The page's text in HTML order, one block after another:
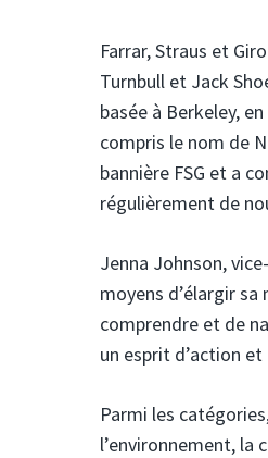
Farrar, Straus et
Turnbull et Jack
basée à Berkeley,
compris le nom de
bannière FSG et a
régulièrement de
Jenna Johnson,
moyens d’élargir
comprendre et de
un esprit d’action
Parmi les
l’environnement, la